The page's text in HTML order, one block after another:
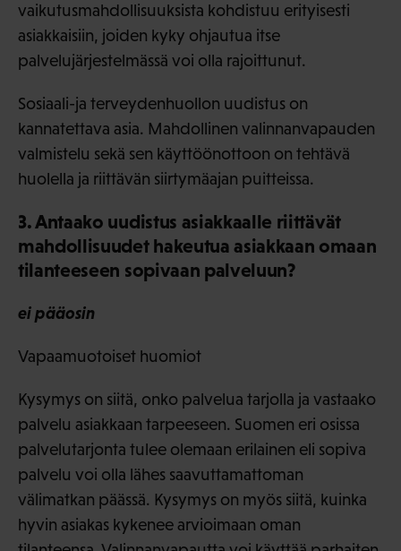
vaikutusmahdollisuuksista kohdistuu erityisesti
asiakkaisiin, joiden kyky ohjautua itse
palvelujärjestelmässä voi olla rajoittunut.
Sosiaali-ja terveydenhuollon uudistus on
kannatettava asia. Mahdollinen valinnanvapauden
valmistelu sekä sen käyttöönottoon on tehtävä
huolella ja riittävän siirtymäajan puitteissa.
3. Antaako uudistus asiakkaalle riittävät
mahdollisuudet hakeutua asiakkaan omaan
tilanteeseen sopivaan palveluun?
ei pääosin
Vapaamuotoiset huomiot
Kysymys on siitä, onko palvelua tarjolla ja vastaako
palvelu asiakkaan tarpeeseen. Suomen eri osissa
palvelutarjonta tulee olemaan erilainen eli sopiva
palvelu voi olla lähes saavuttamattoman
välimatkan päässä. Kysymys on myös siitä, kuinka
hyvin asiakas kykenee arvioimaan oman